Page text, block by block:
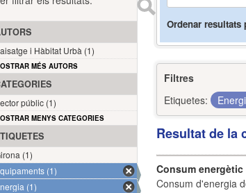
Ordenar resultats
Filtres
Etiquetes:
Resultat de la
Consum
Consum d'energia
i Hàbitat Urbà (1)
MÉS AUTORS
públic (1)
MENYS CATEGORIES
(1)
(1)
(1)